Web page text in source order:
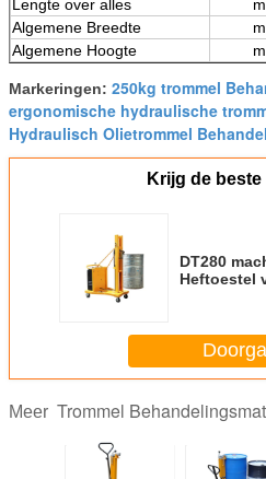
Lengte over alles
Algemene Breedte
Algemene Hoogte
Markeringen: 250kg trommel
ergonomische hydraulische
Hydraulisch Olietrommel
Krijg de
DT280
Heftoestel
Meer Trommel